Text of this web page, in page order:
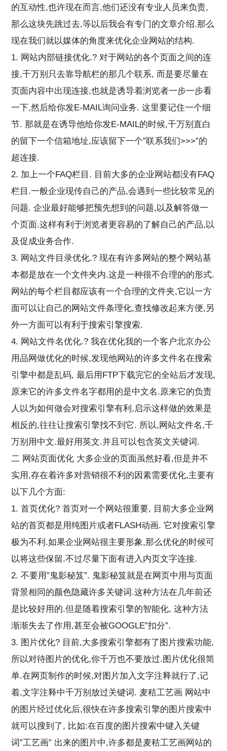
的互动性,也许现在而言,他们还没有专业人员来负责,
那么这块先跳过去,等以后我会有专门的文章介绍.那么
现在我们就以媒体的角度来优化企业网站的结构.
1. 网站内部链接优化.? 对于网站的各个页面之间的连
接,千万别只去靠导航栏的那几个联系, 而是要尽量在
页面内容中出现连接,也就是诱导着浏览者一步一步看
一下,然后给你发E-MAIL询问业务. 这里要记住一个细
节. 那就是在诱导他给你发E-MAIL的时候,千万别直白
的留下一个信箱地址,应该留下一个”联系我们>>>”的
超连接.
2. 加上一个FAQ栏目. 目前大多的企业网站都没有FAQ
栏目.一般企业现传自己的产品,会遇到一些比较常见的
问题. 企业最好能够把预先想到的问题,以及解答做一
个页面.这样有利于浏览者更容易的了解自己的产品,以
及促成业务合作.
3. 网站文件目录优化.? 现在有许多网站的整个网站基
本都是放在一个文件夹内.这是一种很不合理的的形式.
网站的每个栏目都应该有一个合理的文件夹,它以一方
面可以让自己的网站文件条理化,查找修改起来方便,另
外一方面可以有利于搜索引擎搜索.
4. 网站文件名优化.? 我在优化我的一个客户北京办公
用品网做优化的时候,发现他网站的许多文件名在搜索
引擎中都是乱码, 最后用FTP下载完它的全站后才发现,
原来它的许多文件名字都用的是中文名.原来它的负责
人以为如何做会对搜索引擎有利,启示这样做的效果是
相反的,往往让搜索引擎找不到它. 所以,网站文件名,千
万别用中文.最好用英文.并且可以包含英文关键词.
二 网站页面优化 大多企业的页面虽然好看,但是并不
实用,存在着许多对营销很不利的因素需要优化,主要有
以下几个方面:
1. 首页优化? 首页对一个网站很重要, 目前大多企业网
站的首页都是用纯图片或者FLASH动画. 它对搜索引擎
极为不利.如果企业网站很主要形象,那么优化的时候可
以将这些保留.不过尽量下面有进入内页文字连接.
2. 不要用”鬼影秘笈”. 鬼影秘笈就是在网页中用与页面
背景相同的颜色隐藏许多关键词.这种方法在几年前还
是比较好用的.但是随着搜索引擎的智能化, 这种方法
渐渐失去了作用,甚至会被GOOGLE”扣分”.
3. 图片优化? 目前,大多搜索引擎都有了图片搜索功能,
所以对待图片的优化,你千万也不要放过.图片优化很简
单.在网页制作的时候,对图片加入文字注释就行了,记
着,文字注释中千万别放过关键词. 麦秸工艺画 网站中
的图片经过优化后,很快在许多搜索引擎的图片搜索中
就可以搜到了, 比如:在百度的图片搜索中键入关键
词”工艺画” 出来的图片中,许多都是麦秸工艺画网站的